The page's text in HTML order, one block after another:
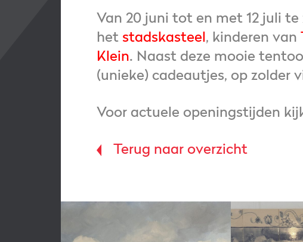
Van 20 juni tot en met 12 juli
het stadskasteel, kinderen van
Klein. Naast deze mooie
(unieke) cadeautjes, op zolder
Voor actuele openingstijden
Terug naar overzicht